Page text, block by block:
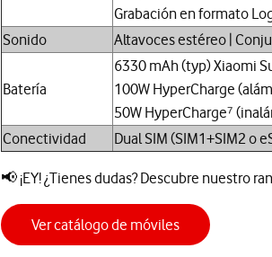
Grabación en formato
Sonido
Altavoces estéreo |
Batería
6330 mAh (typ) Xiaomi
100W HyperCharge
50W HyperCharge⁷
Conectividad
Dual SIM (SIM1+SIM2 o
📢 ¡EY! ¿Tienes dudas? Descubre nuestro
Ver catálogo de móviles